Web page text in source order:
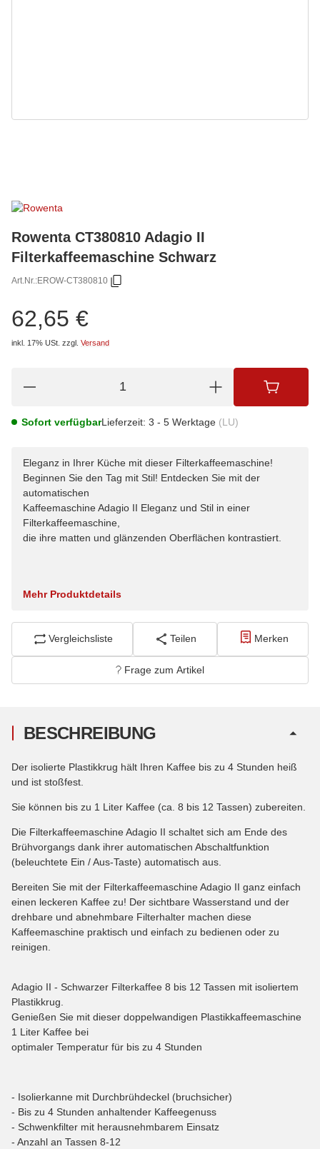
Rowenta CT380810 Adagio II
Filterkaffeemaschine Schwarz
Art.Nr.:EROW-CT380810
62,65 €
inkl. 17% USt. zzgl. Versand
Sofort verfügbarLieferzeit: 3 - 5 Werktage (LU)
Eleganz in Ihrer Küche mit dieser Filterkaffeemaschine!
Beginnen Sie den Tag mit Stil! Entdecken Sie mit der
automatischen
Kaffeemaschine Adagio II Eleganz und Stil in einer
Filterkaffeemaschine,
die ihre matten und glänzenden Oberflächen kontrastiert.
Mehr Produktdetails
Vergleichsliste Teilen Merken
Frage zum Artikel
BESCHREIBUNG
Der isolierte Plastikkrug hält Ihren Kaffee bis zu 4 Stunden heiß
und ist stoßfest.
Sie können bis zu 1 Liter Kaffee (ca. 8 bis 12 Tassen) zubereiten.
Die Filterkaffeemaschine Adagio II schaltet sich am Ende des
Brühvorgangs dank ihrer automatischen Abschaltfunktion
(beleuchtete Ein / Aus-Taste) automatisch aus.
Bereiten Sie mit der Filterkaffeemaschine Adagio II ganz einfach
einen leckeren Kaffee zu! Der sichtbare Wasserstand und der
drehbare und abnehmbare Filterhalter machen diese
Kaffeemaschine praktisch und einfach zu bedienen oder zu
reinigen.
Adagio II - Schwarzer Filterkaffee 8 bis 12 Tassen mit isoliertem
Plastikkrug.
Genießen Sie mit dieser doppelwandigen Plastikkaffeemaschine
1 Liter Kaffee bei
optimaler Temperatur für bis zu 4 Stunden
- Isolierkanne mit Durchbrühdeckel (bruchsicher)
- Bis zu 4 Stunden anhaltender Kaffeegenuss
- Schwenkfilter mit herausnehmbarem Einsatz
- Anzahl an Tassen 8-12